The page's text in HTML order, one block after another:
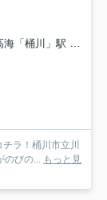
川」駅 徒歩56分
ラ！桶川市立川
びの...
もっと見